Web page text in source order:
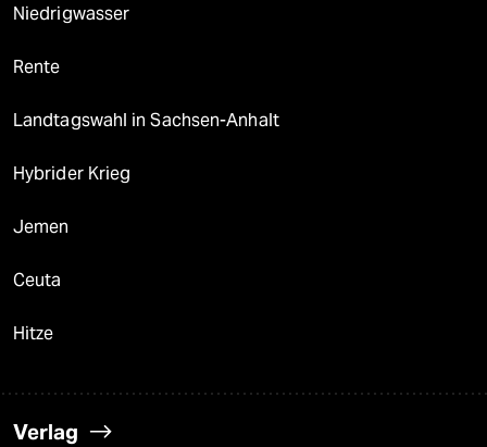
Niedrigwasser
Rente
Landtagswahl in Sachsen-Anhalt
Hybrider Krieg
Jemen
Ceuta
Hitze
Verlag